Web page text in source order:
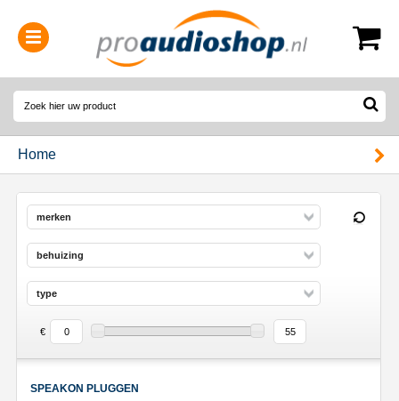
0314-364515
Home
merken
behuizing
type
€
SPEAKON PLUGGEN